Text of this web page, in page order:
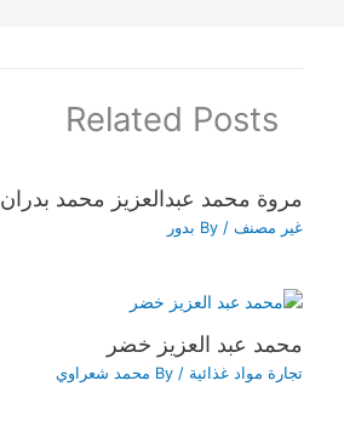
Related Posts
مروة محمد عبدالعزيز محمد بدران
غير مصنف / By بدور
محمد عبد العزيز خضر
تجارة مواد غذائية / By محمد شعراوي